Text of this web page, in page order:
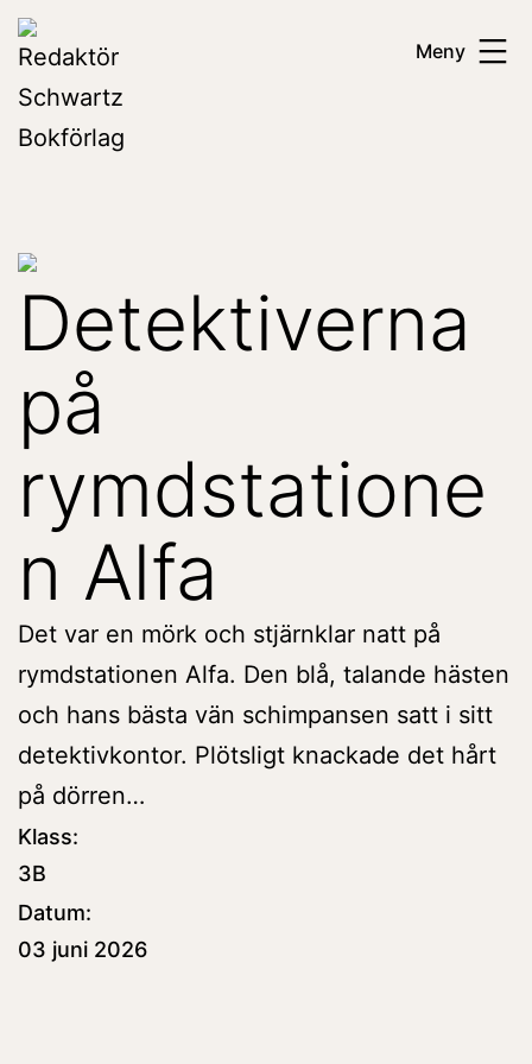
Hoppa
till
innehåll
Redaktör
Schwartz
Bokförlag
Meny
Detektiverna
på
rymdstatione
n Alfa
Det var en mörk och stjärnklar natt på
rymdstationen Alfa. Den blå, talande hästen
och hans bästa vän schimpansen satt i sitt
detektivkontor. Plötsligt knackade det hårt
på dörren…
Klass:
3B
Datum:
03 juni 2026